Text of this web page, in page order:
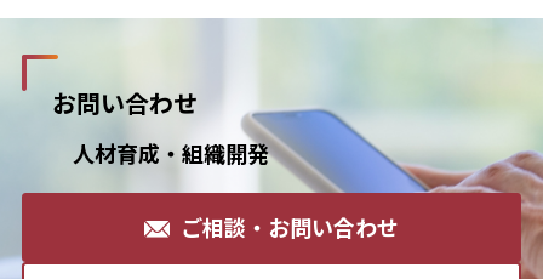
お問い合わせ
人材育成・組織開発
ご相談・お問い合わせ